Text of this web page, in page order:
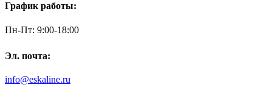
График работы:
Пн-Пт: 9:00-18:00
Эл. почта:
info@eskaline.ru